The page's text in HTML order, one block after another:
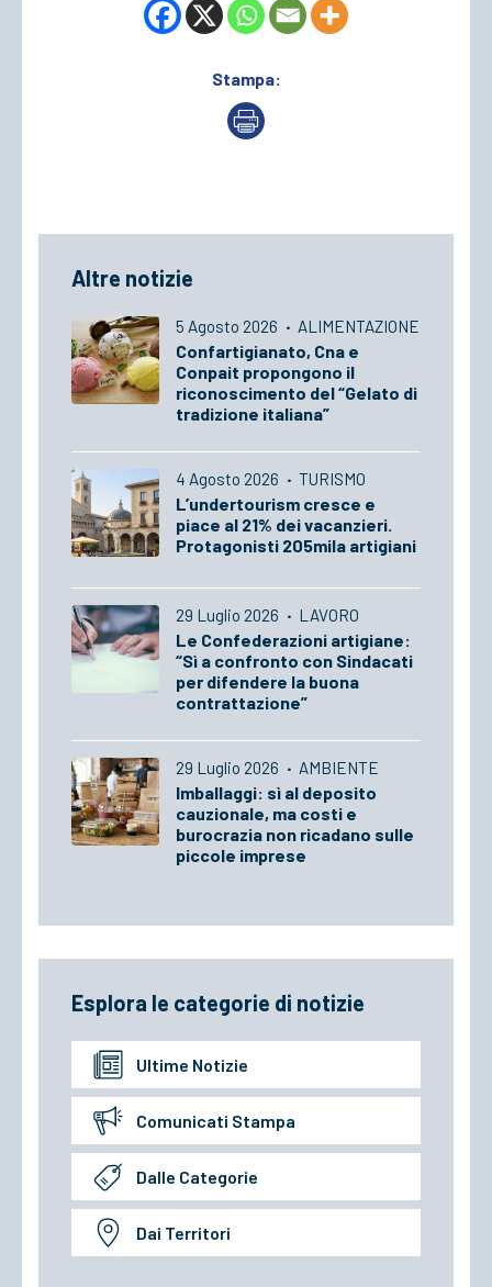
Stampa:
Altre notizie
5 Agosto 2026 · ALIMENTAZIONE
Confartigianato, Cna e
Conpait propongono il
riconoscimento del “Gelato di
tradizione italiana”
4 Agosto 2026 · TURISMO
L’undertourism cresce e
piace al 21% dei vacanzieri.
Protagonisti 205mila artigiani
29 Luglio 2026 · LAVORO
Le Confederazioni artigiane:
“Sì a confronto con Sindacati
per difendere la buona
contrattazione”
29 Luglio 2026 · AMBIENTE
Imballaggi: sì al deposito
cauzionale, ma costi e
burocrazia non ricadano sulle
piccole imprese
Esplora le categorie di notizie
Ultime Notizie
Comunicati Stampa
Dalle Categorie
Dai Territori